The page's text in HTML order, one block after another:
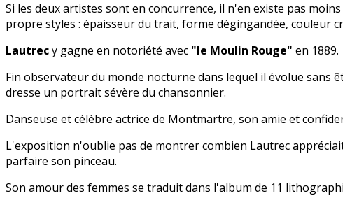
Si les deux artistes sont en concurrence, il n'en existe pas
propre styles : épaisseur du trait, forme dégingandée, couleur
Lautrecy gagne en notoriété avec "le Moulin Rouge" en 1889.
Fin observateur du monde nocturne dans lequel il évolue
dresse un portrait sévère du chansonnier.
Danseuse et célèbre actrice de Montmartre, son amie et
L'exposition n'oublie pas de montrer combien Lautrec
parfaire son pinceau.
Son amour des femmes se traduit dans l'album de 11